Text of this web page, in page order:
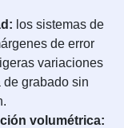
los sistemas de
de error
variaciones
grabado sin
volumétrica: